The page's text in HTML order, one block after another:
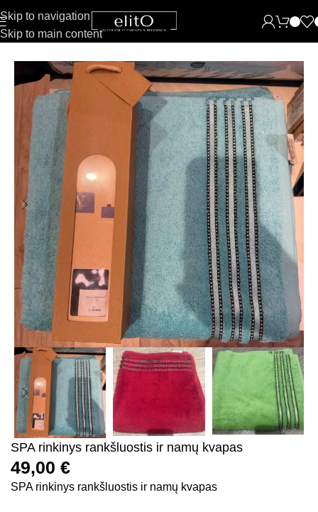
Skip to navigation
Skip to main content
Pradžia Vonia Rankšluosčiai
SPA rinkinys rankšluostis ir namų kvapas
49,00 €
SPA rinkinys rankšluostis ir namų kvapas